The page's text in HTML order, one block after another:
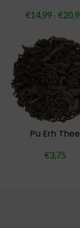
€14,99- €
Pu Erh Thee
€3,75